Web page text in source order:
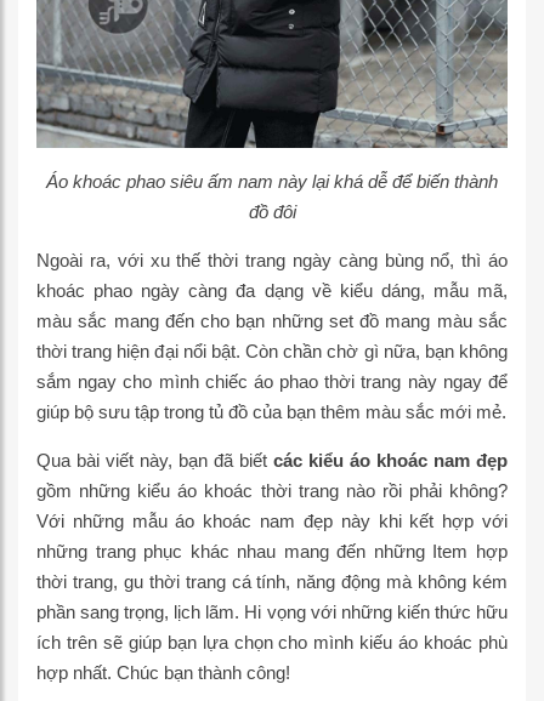
Áo khoác phao siêu ấm nam này lại khá dễ để biến thành
đồ đôi
Ngoài ra, với xu thế thời trang ngày càng bùng nổ, thì áo
khoác phao ngày càng đa dạng về kiểu dáng, mẫu mã,
màu sắc mang đến cho bạn những set đồ mang màu sắc
thời trang hiện đại nổi bật. Còn chần chờ gì nữa, bạn không
sắm ngay cho mình chiếc áo phao thời trang này ngay để
giúp bộ sưu tập trong tủ đồ của bạn thêm màu sắc mới mẻ.
Qua bài viết này, bạn đã biết các kiểu áo khoác nam đẹp
gồm những kiểu áo khoác thời trang nào rồi phải không?
Với những mẫu áo khoác nam đẹp này khi kết hợp với
những trang phục khác nhau mang đến những Item hợp
thời trang, gu thời trang cá tính, năng động mà không kém
phần sang trọng, lịch lãm. Hi vọng với những kiến thức hữu
ích trên sẽ giúp bạn lựa chọn cho mình kiếu áo khoác phù
hợp nhất. Chúc bạn thành công!